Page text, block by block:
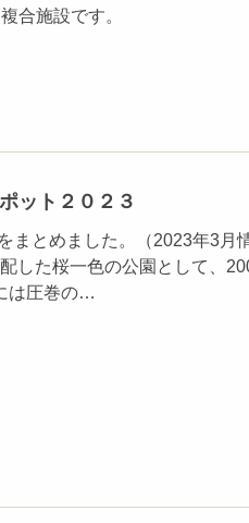
合施設です。
ット２０２３
まとめました。（2023年3月
した桜一色の公園として、
は圧巻の…